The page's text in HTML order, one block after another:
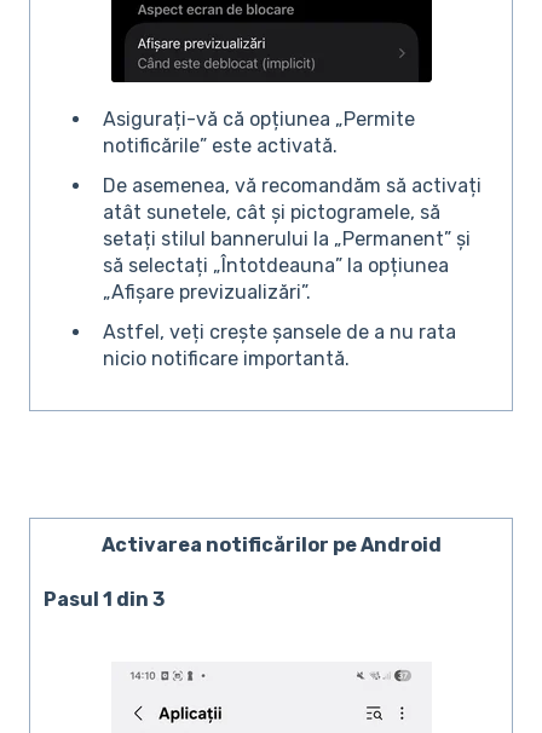
Asigurați-vă că opțiunea „Permite
notificările” este activată.
De asemenea, vă recomandăm să activați
atât sunetele, cât și pictogramele, să
setați stilul bannerului la „Permanent” și
să selectați „Întotdeauna” la opțiunea
„Afișare previzualizări”.
Astfel, veți crește șansele de a nu rata
nicio notificare importantă.
Activarea notificărilor pe Android
Pasul 1 din 3